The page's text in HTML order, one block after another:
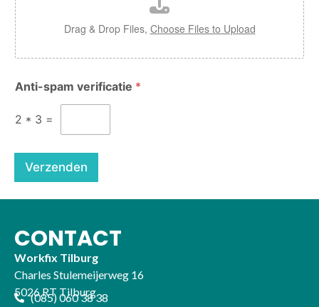
Drag & Drop Files, Choose Files to Upload
Anti-spam verificatie *
2 * 3 =
Verzenden
CONTACT
Workfix Tilburg
Charles Stulemeijerweg 16
5026 RT Tilburg
(085) 060 38 38